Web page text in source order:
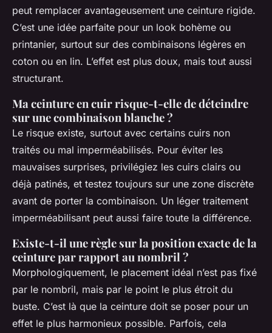
peut remplacer avantageusement une ceinture rigide.
C’est une idée parfaite pour un look bohème ou
printanier, surtout sur des combinaisons légères en
coton ou en lin. L’effet est plus doux, mais tout aussi
structurant.
Ma ceinture en cuir risque-t-elle de déteindre
sur une combinaison blanche ?
Le risque existe, surtout avec certains cuirs non
traités ou mal imperméabilisés. Pour éviter les
mauvaises surprises, privilégiez les cuirs clairs ou
déjà patinés, et testez toujours sur une zone discrète
avant de porter la combinaison. Un léger traitement
imperméabilisant peut aussi faire toute la différence.
Existe-t-il une règle sur la position exacte de la
ceinture par rapport au nombril ?
Morphologiquement, le placement idéal n’est pas fixé
par le nombril, mais par le point le plus étroit du
buste. C’est là que la ceinture doit se poser pour un
effet le plus harmonieux possible. Parfois, cela